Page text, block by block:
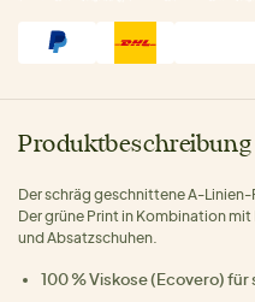
Produktbeschreibung
Der schräg geschnittene A-
Der grüne Print in Kombination
und Absatzschuhen.
100 % Viskose (Ecovero)